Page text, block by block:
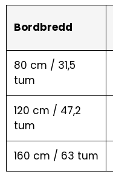
Bordbredd
80 cm / 31,5
tum
120 cm / 47,2
tum
160 cm / 63 tum